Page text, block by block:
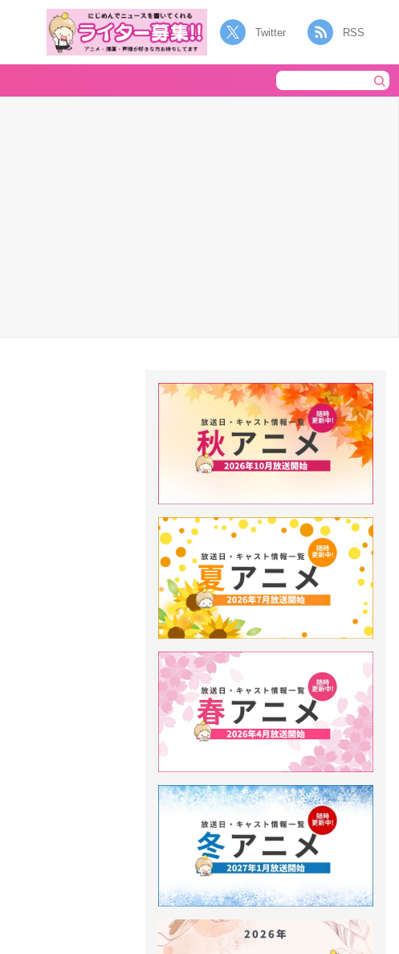
Twitter RSS